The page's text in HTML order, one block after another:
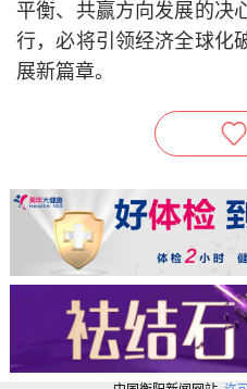
平衡、共赢方向发展的决
行，必将引领经济全球化
展新篇章。